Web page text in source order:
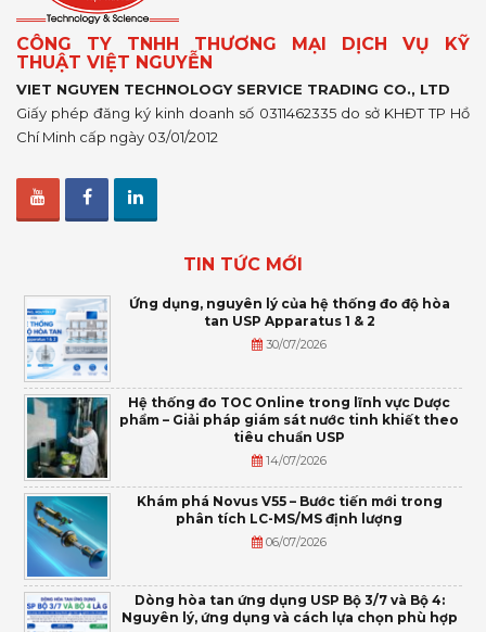
CÔNG TY TNHH THƯƠNG MẠI DỊCH VỤ KỸ
THUẬT VIỆT NGUYỄN
VIET NGUYEN TECHNOLOGY SERVICE TRADING CO., LTD
Giấy phép đăng ký kinh doanh số 0311462335 do sở KHĐT TP Hồ
Chí Minh cấp ngày 03/01/2012
TIN TỨC MỚI
Ứng dụng, nguyên lý của hệ thống đo độ hòa
tan USP Apparatus 1 & 2
30/07/2026
Hệ thống đo TOC Online trong lĩnh vực Dược
phẩm – Giải pháp giám sát nước tinh khiết theo
tiêu chuẩn USP
14/07/2026
Khám phá Novus V55 – Bước tiến mới trong
phân tích LC-MS/MS định lượng
06/07/2026
Dòng hòa tan ứng dụng USP Bộ 3/7 và Bộ 4:
Nguyên lý, ứng dụng và cách lựa chọn phù hợp